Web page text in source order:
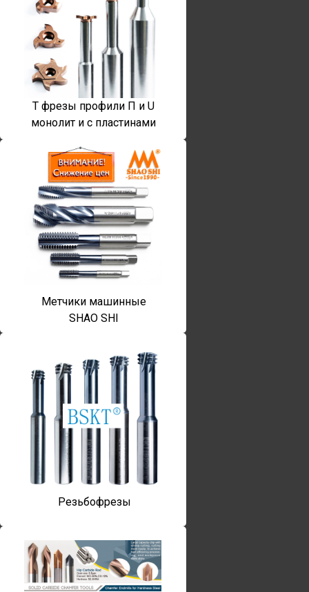
T фрезы профили П и U
монолит и с пластинами
Метчики машинные
SHAO SHI
Резьбофрезы